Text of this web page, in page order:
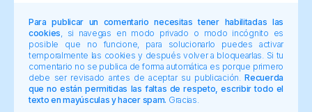
Para publicar un comentario necesitas tener habilitadas las
cookies , si navegas en modo privado o modo incógnito es
posible que no funcione, para solucionarlo puedes activar
temporalmente las cookies y después volver a bloquearlas. Si tu
comentario no se publica de forma automática es porque primero
debe ser revisado antes de aceptar su publicación.Recuerda
que no están permitidas las faltas de respeto, escribir todo el
texto en mayúsculas y hacer spam. Gracias.